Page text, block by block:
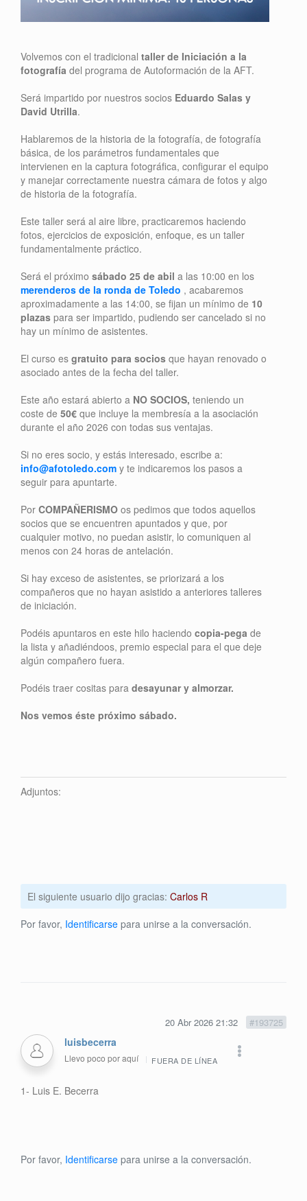
Volvemos con el tradicional taller de Iniciación a la
fotografía del programa de Autoformación de la AFT.
Será impartido por nuestros socios Eduardo Salas y
David Utrilla.
Hablaremos de la historia de la fotografía, de fotografía
básica, de los parámetros fundamentales que
intervienen en la captura fotográfica, configurar el equipo
y manejar correctamente nuestra cámara de fotos y algo
de historia de la fotografía.
Este taller será al aire libre, practicaremos haciendo
fotos, ejercicios de exposición, enfoque, es un taller
fundamentalmente práctico.
Será el próximo sábado 25 de abil a las 10:00 en los
merenderos de la ronda de Toledo , acabaremos
aproximadamente a las 14:00, se fijan un mínimo de 10
plazas para ser impartido, pudiendo ser cancelado si no
hay un mínimo de asistentes.
El curso es gratuito para socios que hayan renovado o
asociado antes de la fecha del taller.
Este año estará abierto a NO SOCIOS, teniendo un
coste de 50€ que incluye la membresía a la asociación
durante el año 2026 con todas sus ventajas.
Si no eres socio, y estás interesado, escribe a:
info@afotoledo.com y te indicaremos los pasos a
seguir para apuntarte.
Por COMPAÑERISMO os pedimos que todos aquellos
socios que se encuentren apuntados y que, por
cualquier motivo, no puedan asistir, lo comuniquen al
menos con 24 horas de antelación.
Si hay exceso de asistentes, se priorizará a los
compañeros que no hayan asistido a anteriores talleres
de iniciación.
Podéis apuntaros en este hilo haciendo copia-pega de
la lista y añadiéndoos, premio especial para el que deje
algún compañero fuera.
Podéis traer cositas para desayunar y almorzar.
Nos vemos éste próximo sábado.
Adjuntos:
El siguiente usuario dijo gracias: Carlos R
Por favor, Identificarse para unirse a la conversación.
20 Abr 2026 21:32 #193725
luisbecerra
Llevo poco por aquí FUERA DE LÍNEA
1- Luis E. Becerra
Por favor, Identificarse para unirse a la conversación.